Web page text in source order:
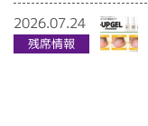
2026.07.24
残席情報